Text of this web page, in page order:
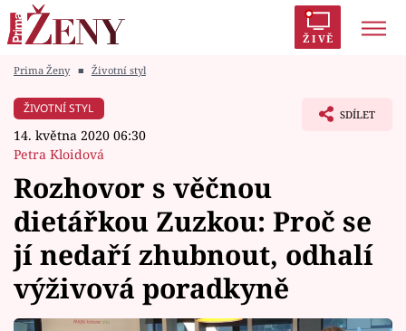
ŽIVĚ
Módní alarm
Témata
Celebrity
Vztahy
Prima Ženy ■ Životní styl
ŽIVOTNÍ STYL
14. května 2020 06:30
Petra Kloidová
SDÍLET
Rozhovor s věčnou
dietářkou Zuzkou: Proč se
jí nedaří zhubnout, odhalí
výživová poradkyně